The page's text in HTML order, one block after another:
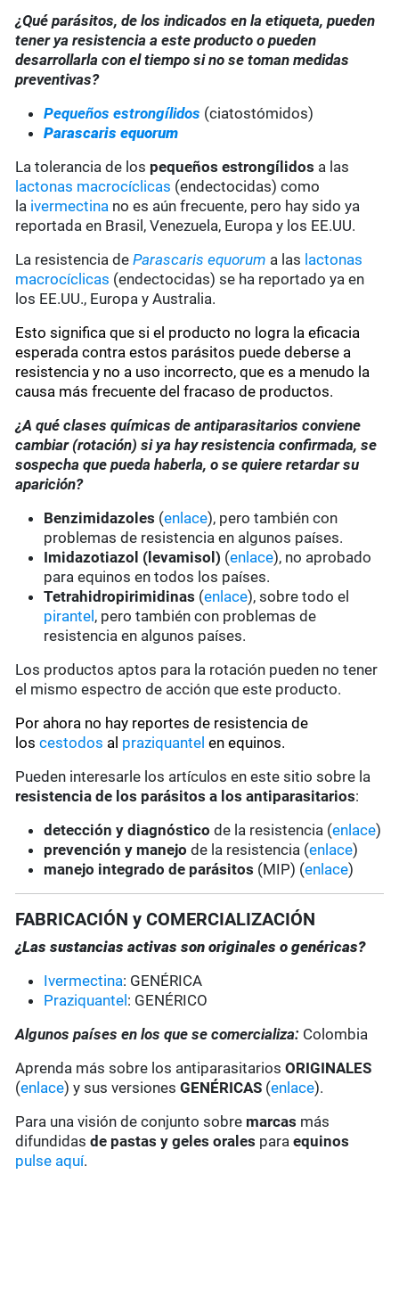
¿Qué parásitos, de los indicados en la etiqueta, pueden
tener ya resistencia a este producto o pueden
desarrollarla con el tiempo si no se toman medidas
preventivas?
Pequeños estrongílidos (ciatostómidos)
Parascaris equorum
La tolerancia de los pequeños estrongílidos a las
lactonas macrocíclicas (endectocidas) como
la ivermectina no es aún frecuente, pero hay sido ya
reportada en Brasil, Venezuela, Europa y los EE.UU.
La resistencia deParascaris equorum a las lactonas
macrocíclicas (endectocidas) se ha reportado ya en
los EE.UU., Europa y Australia.
Esto significa que si el producto no logra la eficacia
esperada contra estos parásitos puede deberse a
resistencia y no a uso incorrecto, que es a menudo la
causa más frecuente del fracaso de productos.
¿A qué clases químicas de antiparasitarios conviene
cambiar (rotación) si ya hay resistencia confirmada, se
sospecha que pueda haberla, o se quiere retardar su
aparición?
Benzimidazoles (enlace), pero también con
problemas de resistencia en algunos países.
Imidazotiazol (levamisol) (enlace), no aprobado
para equinos en todos los países.
Tetrahidropirimidinas (enlace), sobre todo el
pirantel , pero también con problemas de
resistencia en algunos países.
Los productos aptos para la rotación pueden no tener
el mismo espectro de acción que este producto.
Por ahora no hay reportes de resistencia de
loscestodos al praziquantel en equinos.
Pueden interesarle los artículos en este sitio sobre la
resistencia de los parásitos a los antiparasitarios:
detección y diagnóstico de la resistencia (enlace)
prevención y manejo de la resistencia (enlace)
manejo integrado de parásitos (MIP) (enlace)
FABRICACIÓN y COMERCIALIZACIÓN
¿Las sustancias activas son originales o genéricas?
Ivermectina: GENÉRICA
Praziquantel : GENÉRICO
Algunos países en los que se comercializa: Colombia
Aprenda más sobre los antiparasitariosORIGINALES
(enlace) y sus versionesGENÉRICAS (enlace).
Para una visión de conjunto sobre marcas más
difundidas de pastas y geles orales paraequinos
pulse aquí.